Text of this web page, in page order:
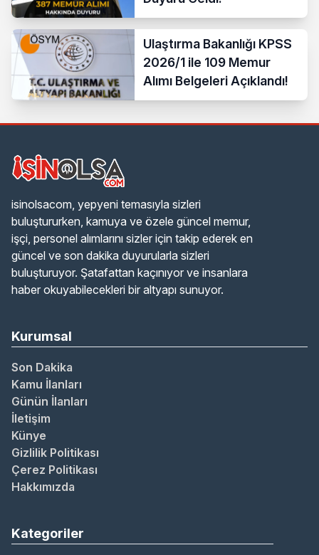
Ulaştırma Bakanlığı KPSS
2026/1 ile 109 Memur
Alımı Belgeleri Açıklandı!
isinolsacom, yepyeni temasıyla sizleri
buluştururken, kamuya ve özele güncel memur,
işçi, personel alımlarını sizler için takip ederek en
güncel ve son dakika duyurularla sizleri
buluşturuyor. Şatafattan kaçınıyor ve insanlara
haber okuyabilecekleri bir altyapı sunuyor.
Kurumsal
Son Dakika
Kamu İlanları
Günün İlanları
İletişim
Künye
Gizlilik Politikası
Çerez Politikası
Hakkımızda
Kategoriler